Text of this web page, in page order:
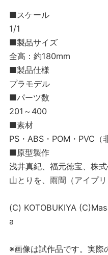
■スケール
1/1
■製品サイズ
全高：約180mm
■製品仕様
プラモデル
■パーツ数
201～400
■素材
PS・ABS・POM・PVC（
■原型製作
浅井真紀、福元徳宝、株
山とりを、雨間（アイプリ
(C) KOTOBUKIYA
a
※画像は試作品です。実際